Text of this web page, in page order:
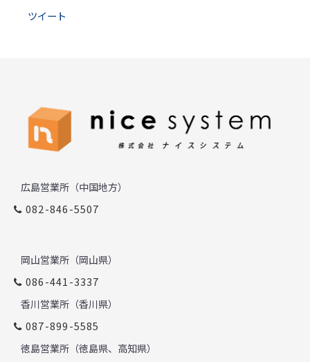
ツイート
広島営業所（中国地方）
082-846-5507
岡山営業所（岡山県）
086-441-3337
香川営業所（香川県）
087-899-5585
徳島営業所（徳島県、高知県）